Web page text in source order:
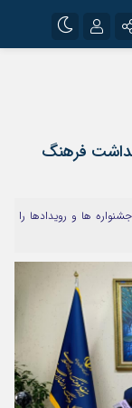
فرهنگ
ها و رویدادها را